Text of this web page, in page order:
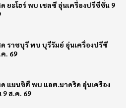
ยะโฮร์ พบ เชลซี อุ่นเครื่องปรีซีซั่น 9
ราชบุรี พบ บุรีรัมย์ อุ่นเครื่องปรีซี
. 69
แมนซิตี้ พบ แอต.มาดริด อุ่นเครื่อง
ส.ค. 69